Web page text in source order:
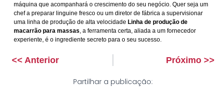
máquina que acompanhará o crescimento do seu negócio. Quer seja um
chef a preparar linguine fresco ou um diretor de fábrica a supervisionar
uma linha de produção de alta velocidade Linha de produção de
macarrão para massas , a ferramenta certa, aliada a um fornecedor
experiente, é o ingrediente secreto para o seu sucesso.
<< Anterior Próximo >>
Partilhar a publicação: